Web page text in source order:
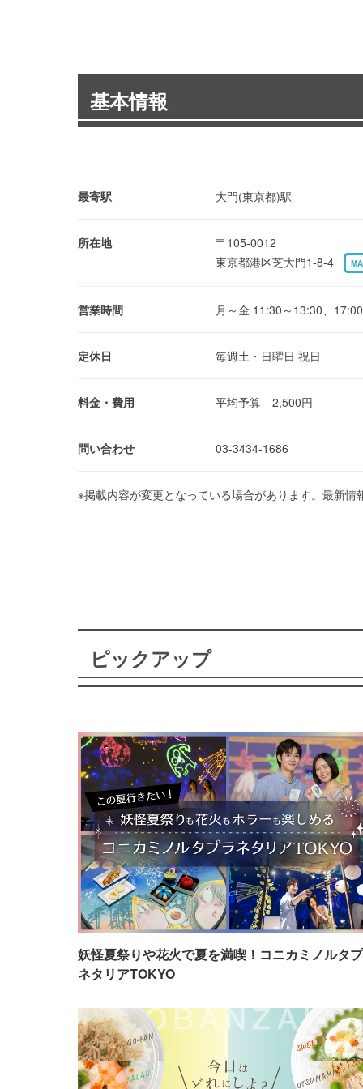
基本情報
最寄駅 大門(東京都)駅
所在地
〒105-0012
東京都港区芝大門1-8-4
営業時間 月～金 11:30～13:30、
定休日 毎週土・日曜日 祝日
料金・費用 平均予算 2,500円
問い合わせ 03-3434-1686
※掲載内容が変更となっている場合があります。最新
ピックアップ
妖怪夏祭りや花火で夏を満喫！コニカミノルタ
ネタリアTOKYO